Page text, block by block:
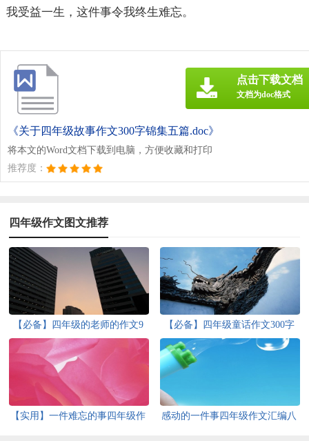
我受益一生，这件事令我终生难忘。
《关于四年级故事作文300字锦集五篇.doc》
将本文的Word文档下载到电脑，方便收藏和打印
推荐度：
点击下载文档
文档为doc格式
四年级作文图文推荐
【必备】四年级的老师的作文9
篇
【必备】四年级童话作文300字
集锦10篇
【实用】一件难忘的事四年级作
感动的一件事四年级作文汇编八